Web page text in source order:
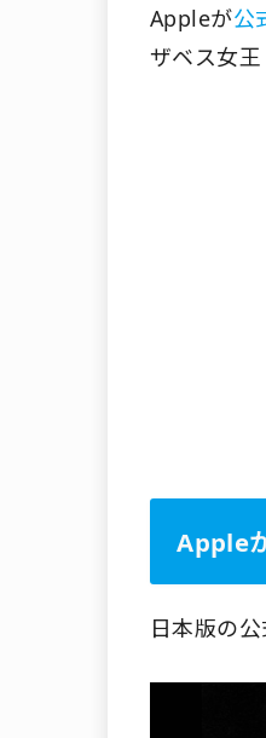
Appleが公
ザベス女
Apple
日本版の